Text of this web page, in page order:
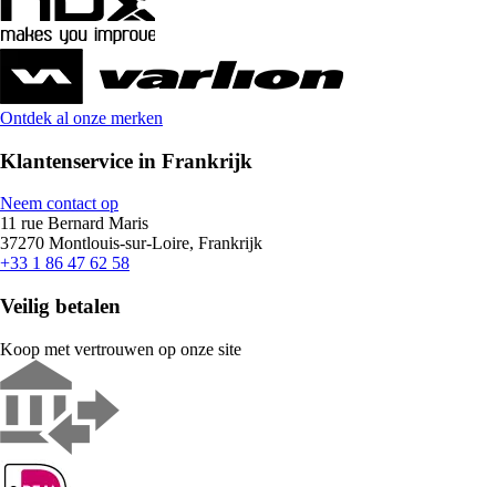
Ontdek al onze merken
Klantenservice in Frankrijk
Neem contact op
11 rue Bernard Maris
37270 Montlouis-sur-Loire, Frankrijk
+33 1 86 47 62 58
Veilig betalen
Koop met vertrouwen op onze site